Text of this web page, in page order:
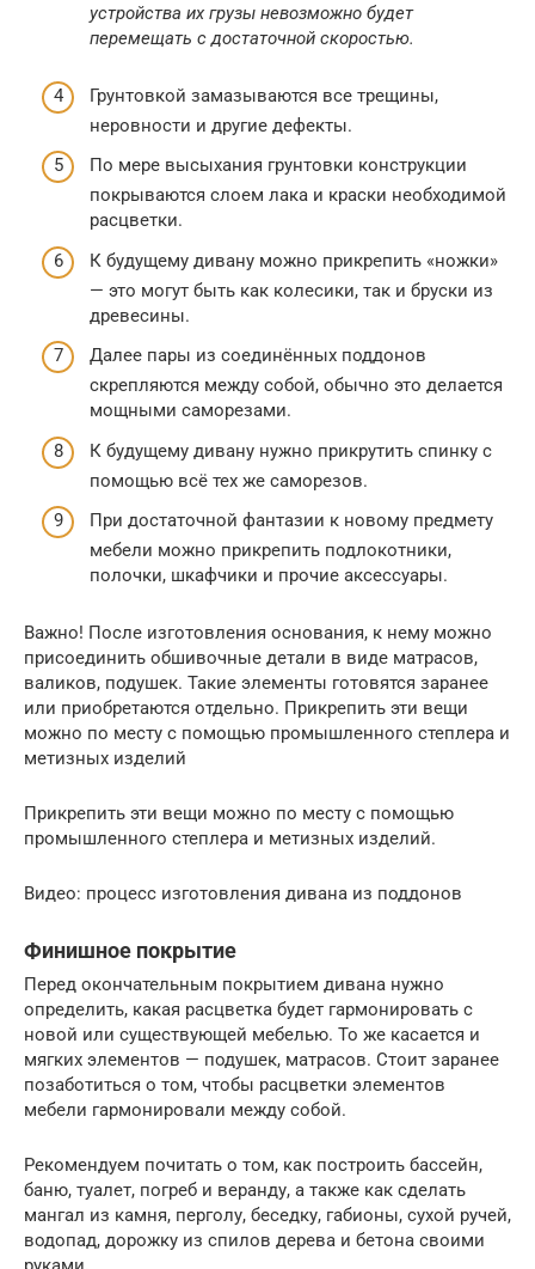
устройства их грузы невозможно будет
перемещать с достаточной скоростью.
Грунтовкой замазываются все трещины,
неровности и другие дефекты.
По мере высыхания грунтовки конструкции
покрываются слоем лака и краски необходимой
расцветки.
К будущему дивану можно прикрепить «ножки»
— это могут быть как колесики, так и бруски из
древесины.
Далее пары из соединённых поддонов
скрепляются между собой, обычно это делается
мощными саморезами.
К будущему дивану нужно прикрутить спинку с
помощью всё тех же саморезов.
При достаточной фантазии к новому предмету
мебели можно прикрепить подлокотники,
полочки, шкафчики и прочие аксессуары.
Важно! После изготовления основания, к нему можно
присоединить обшивочные детали в виде матрасов,
валиков, подушек. Такие элементы готовятся заранее
или приобретаются отдельно. Прикрепить эти вещи
можно по месту с помощью промышленного степлера и
метизных изделий
Прикрепить эти вещи можно по месту с помощью
промышленного степлера и метизных изделий.
Видео: процесс изготовления дивана из поддонов
Финишное покрытие
Перед окончательным покрытием дивана нужно
определить, какая расцветка будет гармонировать с
новой или существующей мебелью. То же касается и
мягких элементов — подушек, матрасов. Стоит заранее
позаботиться о том, чтобы расцветки элементов
мебели гармонировали между собой.
Рекомендуем почитать о том, как построить бассейн,
баню, туалет, погреб и веранду, а также как сделать
мангал из камня, перголу, беседку, габионы, сухой ручей,
водопад, дорожку из спилов дерева и бетона своими